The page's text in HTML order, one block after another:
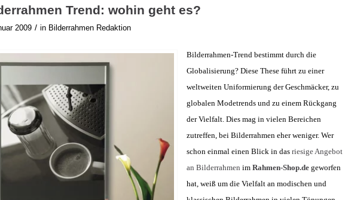
Trend: wohin geht es?
2009 / in Bilderrahmen Redaktion
Bilderrahmen-Trend bestimmt durch die
Globalisierung? Diese These führt zu einer
weltweiten Uniformierung der Geschmäcker, zu
globalen Modetrends und zu einem Rückgang
der Vielfalt. Dies mag in vielen Bereichen
zutreffen, bei Bilderrahmen eher weniger. Wer
schon einmal einen Blick in das riesige Angebot
an Bilderrahmen im Rahmen-Shop.de geworfen
hat, weiß um die Vielfalt an modischen und